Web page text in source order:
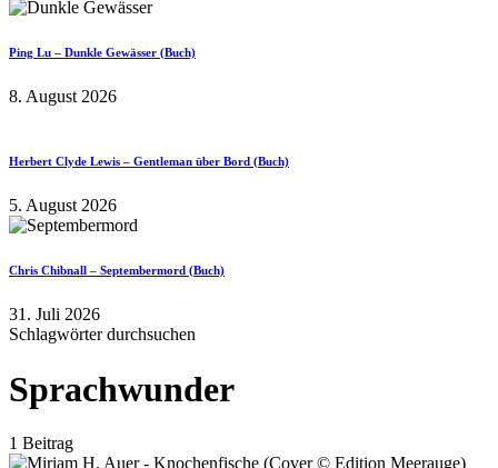
Ping Lu – Dunkle Gewässer (Buch)
8. August 2026
Herbert Clyde Lewis – Gentleman über Bord (Buch)
5. August 2026
Chris Chibnall – Septembermord (Buch)
31. Juli 2026
Schlagwörter durchsuchen
Sprachwunder
1 Beitrag